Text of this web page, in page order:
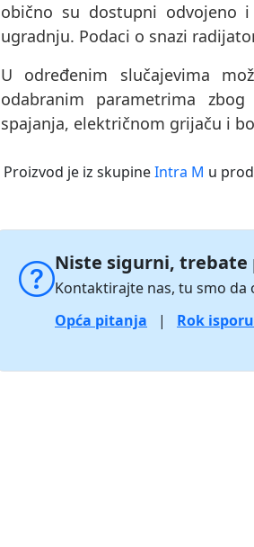
obično su dostupni odvojeno
ugradnju. Podaci o snazi
U određenim slučajevima
odabranim parametrima
spajanja, električnom grijaču i
Proizvod je iz skupineIntra M u
Niste sigurni, trebate
Kontaktirajte nas, tu smo da
Opća pitanja
| Rok